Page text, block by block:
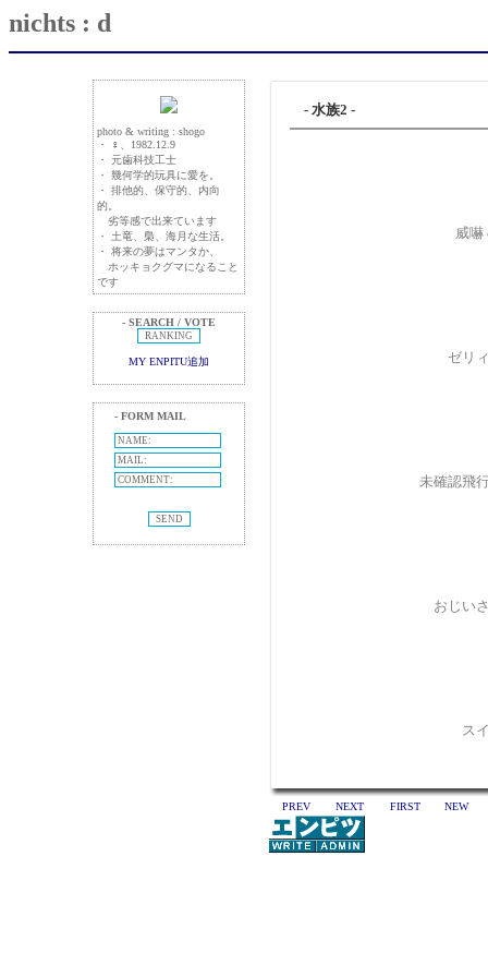
nichts : d
photo & writing : shogo
・ ♀、1982.12.9
・ 元歯科技工士
・ 幾何学的玩具に愛を。
・ 排他的、保守的、内向
的。
劣等感で出来ています
・ 土竜、梟、海月な生活。
・ 将来の夢はマンタか、
ホッキョクグマになること
です
- SEARCH / VOTE
MY ENPITU追加
- FORM MAIL
- 水族2 -
威嚇
ゼリ
未確認飛
おじい
ス
PREV NEXT FIRST NEW